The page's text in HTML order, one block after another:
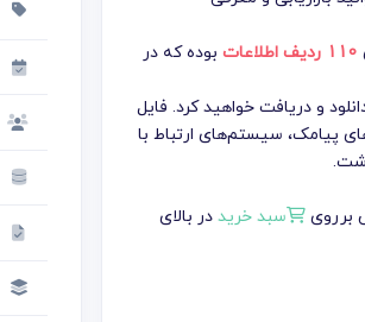
110 ردیف اطلاعات
بوده که در
دانلود و دریافت خواهید کرد. فایل
پیامک، سیستم‌های ارتباط با
برروی
سبد خریددر بالای